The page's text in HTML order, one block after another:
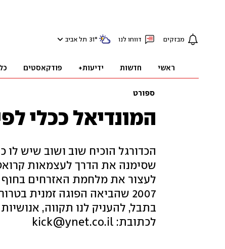
מבזקים דווחו לנו 31° תל אביב
ראשי חדשות ידיעות+ פודקאסטים
ספורט
המונדיאל ככלי
הכדורגל הוכיח שוב ושוב שיש לו
שסימנה את הדרך לעצמאות
לעצור את מלחמת האזרחים בחוף
2007 שהביאה הפוגה זמנית
בתבל, להעניק לנו תקווה,
לכתובת: kick@ynet.co.il